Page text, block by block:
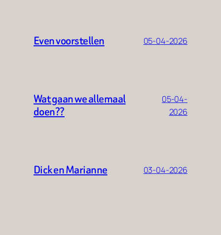
Even voorstellen 05-04-2026
Wat gaan we allemaal
doen??
05-04-
2026
Dick en Marianne 03-04-2026